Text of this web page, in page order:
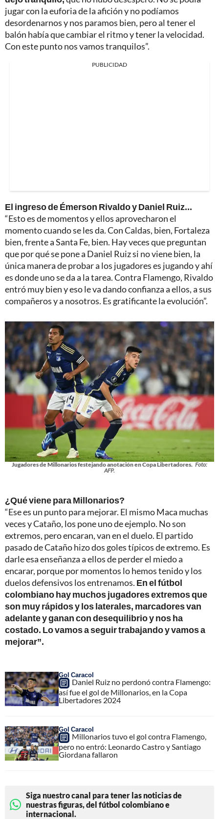
jugar con la euforia de la afición y no podíamos
desordenarnos y nos paramos bien, pero al tener el
balón había que cambiar el ritmo y tener la velocidad.
Con este punto nos vamos tranquilos”.
PUBLICIDAD
El ingreso de Émerson Rivaldo y Daniel Ruiz...
“Esto es de momentos y ellos aprovecharon el
momento cuando se les da. Con Caldas, bien, Fortaleza
bien, frente a Santa Fe, bien. Hay veces que preguntan
que por qué se pone a Daniel Ruiz si no viene bien, la
única manera de probar a los jugadores es jugando y ahí
es donde uno se da a la tarea. Contra Flamengo, Rivaldo
entró muy bien y eso le va dando confianza a ellos, a sus
compañeros y a nosotros. Es gratificante la evolución”.
Jugadores de Millonarios festejando anotación en Copa Libertadores. Foto:
AFP.
¿Qué viene para Millonarios?
“Ese es un punto para mejorar. El mismo Maca muchas
veces y Cataño, los pone uno de ejemplo. No son
extremos, pero encaran, van en el duelo. El partido
pasado de Cataño hizo dos goles típicos de extremo. Es
darle esa enseñanza a ellos de perder el miedo a
encarar, porque por momentos lo hemos tenido y los
duelos defensivos los entrenamos. En el fútbol
colombiano hay muchos jugadores extremos que
son muy rápidos y los laterales, marcadores van
adelante y ganan con desequilibrio y nos ha
costado. Lo vamos a seguir trabajando y vamos a
mejorar”.
Gol Caracol
Daniel Ruiz no perdonó contra Flamengo:
así fue el gol de Millonarios, en la Copa
Libertadores 2024
Gol Caracol
Millonarios tuvo el gol contra Flamengo,
pero no entró: Leonardo Castro y Santiago
Giordana fallaron
Siga nuestro canal para tener las noticias de
nuestras figuras, del fútbol colombiano e
internacional.